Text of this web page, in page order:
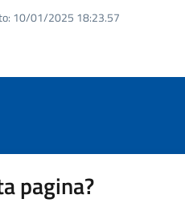
10/01/2025 18:23.57
pagina?